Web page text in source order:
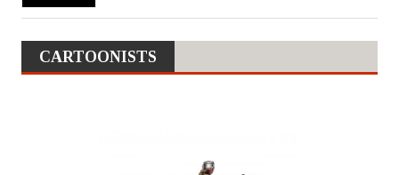
CARTOONISTS